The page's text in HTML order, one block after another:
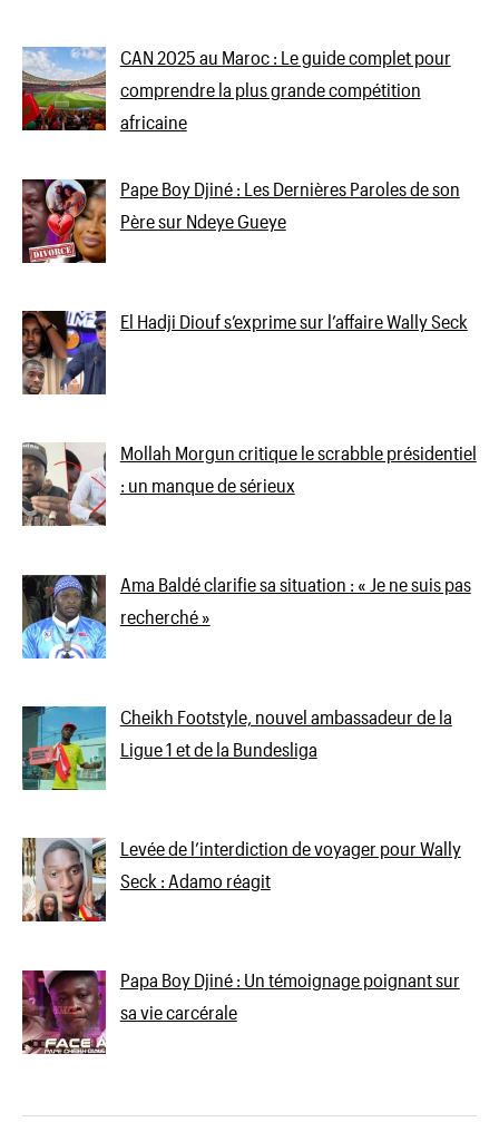
CAN 2025 au Maroc : Le guide complet pour
comprendre la plus grande compétition
africaine
Pape Boy Djiné : Les Dernières Paroles de son
Père sur Ndeye Gueye
El Hadji Diouf s’exprime sur l’affaire Wally Seck
Mollah Morgun critique le scrabble présidentiel
: un manque de sérieux
Ama Baldé clarifie sa situation : « Je ne suis pas
recherché »
Cheikh Footstyle, nouvel ambassadeur de la
Ligue 1 et de la Bundesliga
Levée de l’interdiction de voyager pour Wally
Seck : Adamo réagit
Papa Boy Djiné : Un témoignage poignant sur
sa vie carcérale